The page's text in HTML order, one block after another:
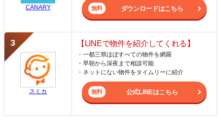
CANARY ダウンロードはこちら
スミカ
【LINEで物件を紹介してくれる】
・一都三県ほぼすべての物件を網羅
・早朝から深夜まで相談可能
・ネットにない物件をタイムリーに紹介
公式LINEはこちら